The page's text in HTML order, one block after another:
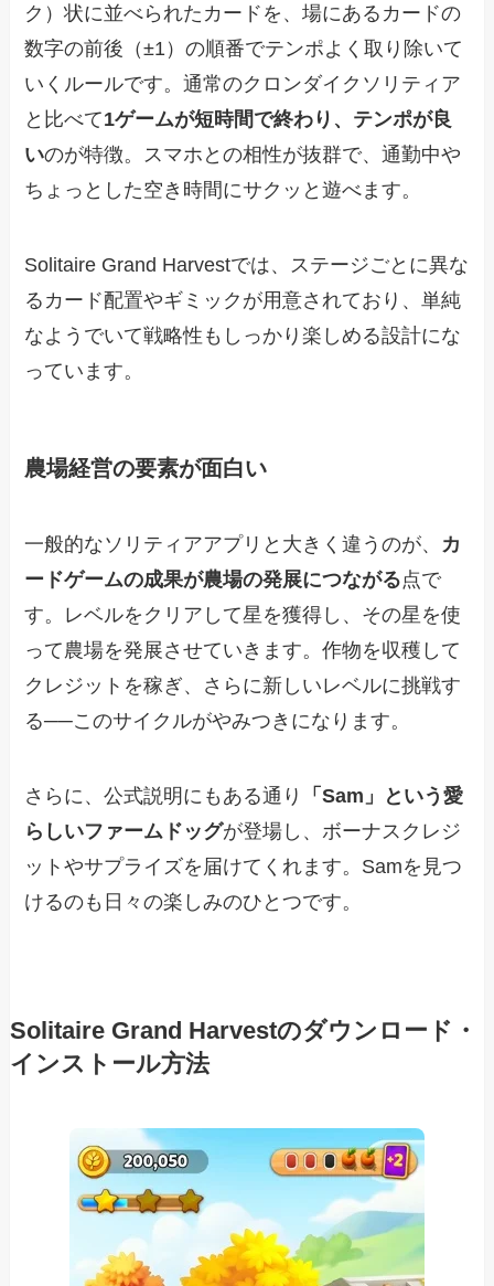
ク）状に並べられたカードを、場にあるカードの
数字の前後（±1）の順番でテンポよく取り除いて
いくルールです。通常のクロンダイクソリティア
と比べて1ゲームが短時間で終わり、テンポが良
いのが特徴。スマホとの相性が抜群で、通勤中や
ちょっとした空き時間にサクッと遊べます。
Solitaire Grand Harvestでは、ステージごとに異な
るカード配置やギミックが用意されており、単純
なようでいて戦略性もしっかり楽しめる設計にな
っています。
農場経営の要素が面白い
一般的なソリティアアプリと大きく違うのが、 カ
ードゲームの成果が農場の発展につながる点で
す。レベルをクリアして星を獲得し、その星を使
って農場を発展させていきます。作物を収穫して
クレジットを稼ぎ、さらに新しいレベルに挑戦す
る──このサイクルがやみつきになります。
さらに、公式説明にもある通り
「Sam」という愛
らしいファームドッグが登場し、ボーナスクレジ
ットやサプライズを届けてくれます。Samを見つ
けるのも日々の楽しみのひとつです。
Solitaire Grand Harvestのダウンロード・
インストール方法